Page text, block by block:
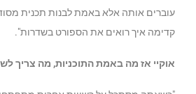
קדימה איך רואים את הספורט בשדרות".
אוקיי אז מה באמת התוכניות, מה צריך